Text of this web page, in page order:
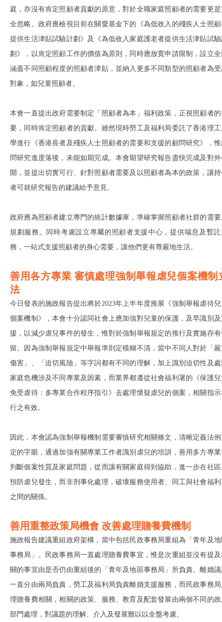
庭，亦沒有肯定照顧者貢獻的原意，對於全職家庭照顧者的需要更
全忽略。政府應檢視目前在關愛基金下的《為低收入的殘疾人士照
提供生活津貼試驗計劃》及《為低收入家庭護老者提供生活津貼試
劃》，以肯定照顧工作的價值為原則，同時應放寛申請限制，設立
涵蓋不同照顧程度的照顧者津貼，並納入更多不同類型的照顧者為
對象，如兒童照顧者。
本會一直提出政府需要制定「照顧者為本」福利政策，正視照顧者
要，同時肯定照顧者的貢獻。雖然現時勞工及福利局委託了香港理
學進行《香港長者及殘疾人士照顧者的需要和支援的顧問研究》，
問研究進度落後，未能如期完成。本會期望研究報告盡快完成及對
開，並提出切實可行、針對照顧者需要及以照顧者為本的政策，讓
者可就研究報告的建議給予意見。
政府應為照顧者建立專門的統計數據庫，準確掌握照顧者社群的需
規劃服務。同時考慮設立專屬的照顧者支援中心，提供喘息及暫託
務，一站式支援照顧者的身心需要，讓他們更有尊嚴地生活。
善用各方專業 審慎處理強制舉報虐兒個案機制
法
今日發表的施政報告提出將於2023年上半年度推展《強制舉報虐待
個案機制》，本會十分認同社會上應加強對兒童的保護，及早識別
援，以減少虐兒事件的發生，惟對於強制舉報規定的推行及實施存
留。因為強制舉報規定中舉報準則定模糊不清，當中不同人對於「
傷害」、「迫切風險」等字詞都有不同的理解，加上識別迫切性及
家庭危機涉及不同專業及因素，而業界都遵從社會福利署的《保護
免受虐待：多專業合作程序指引》去處理懷疑虐兒的個案，相關指
行之有效。
因此，本會認為強制舉報機制需要審慎研究相關條文，清晰定義法
定的字眼，通過加強有關專業工作者識別虐兒的培訓，善用多方專
判斷個案性質及家庭問題，從而讓有關家庭得到協助，進一步在社
預防虐兒發生，而非刑事化處理，破壞服務使用者、同工與社會福
之間的關係。
善用重整政策局機會 改善處理贍養費機制
施政報告建議重組政府架構，當中包括民政事務局重組為「青年及
事務局」。民政事務局一直處理贍養費事宜，惟是次重組並沒有提
關的事宜由是否仍由重組後的「青年及地區事務局」所負責。離婚
一直分由兩局負責，勞工及福利局負責離婚支援服務，而民政事務
理贍養費相關，相關的政策、服務、教育及配套發展由兩個不同的
部門處理，對議題的理解、介入及發展難以以全盤考慮。